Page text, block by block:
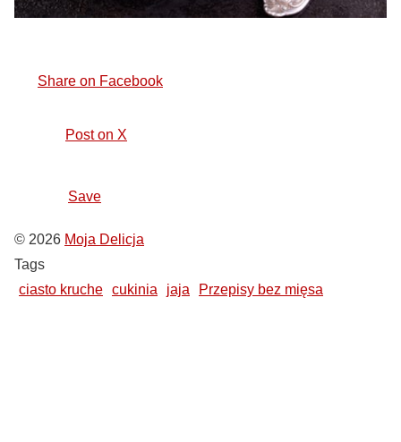
Share on Facebook
Post on X
Save
© 2026 Moja Delicja
Tags
ciasto kruche cukinia jaja Przepisy bez mięsa